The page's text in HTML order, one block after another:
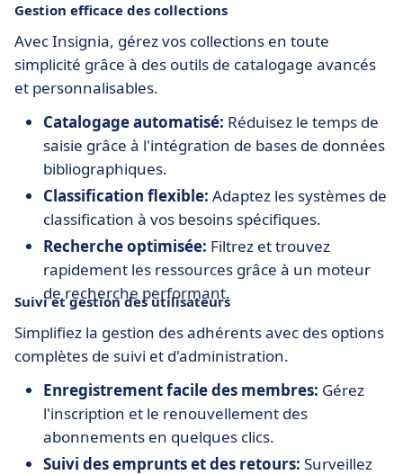
Gestion efficace des collections
Avec Insignia, gérez vos collections en toute
simplicité grâce à des outils de catalogage avancés
et personnalisables.
Catalogage automatisé: Réduisez le temps de
saisie grâce à l'intégration de bases de données
bibliographiques.
Classification flexible: Adaptez les systèmes de
classification à vos besoins spécifiques.
Recherche optimisée: Filtrez et trouvez
rapidement les ressources grâce à un moteur
de recherche performant.
Suivi et gestion des utilisateurs
Simplifiez la gestion des adhérents avec des options
complètes de suivi et d'administration.
Enregistrement facile des membres: Gérez
l'inscription et le renouvellement des
abonnements en quelques clics.
Suivi des emprunts et des retours: Surveillez